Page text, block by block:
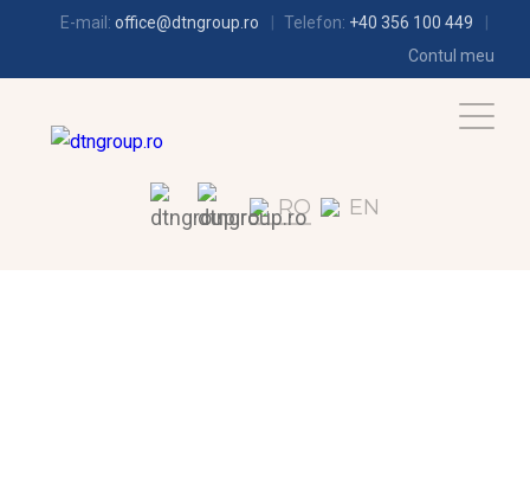
E-mail: office@dtngroup.ro Telefon: +40 356 100 449
Contul meu
RO EN